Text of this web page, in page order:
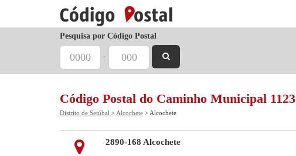
Pesquisa por Código Postal
-
Código Postal do Caminho Municipal 1123
Distrito de Setúbal > Alcochete > Alcochete
2890-168 Alcochete